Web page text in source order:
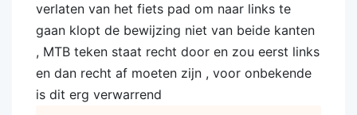
verlaten van het fiets pad om naar links te
gaan klopt de bewijzing niet van beide kanten
, MTB teken staat recht door en zou eerst links
en dan recht af moeten zijn , voor onbekende
is dit erg verwarrend